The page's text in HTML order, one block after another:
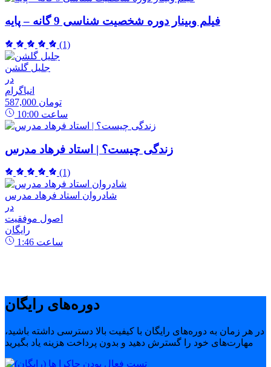
فیلم وبینار دوره شخصیت شناسی 9 گانه – پایه
(1)
جلیل گلشن
در
انیاگرام
587,000 تومان
10:00 ساعت
زندگی چیست؟ | استاد فرهاد مدرس
(1)
شادروان استاد فرهاد مدرس
در
اصول موفقیت
رایگان
1:46 ساعت
دوره‌های رایگان
در هر زمان به دوره‌های رایگان با کیفیت بالا دسترسی داشته باشید،
مهارت‌های خود را گسترش دهید و بدون پرداخت هزینه یاد بگیرید